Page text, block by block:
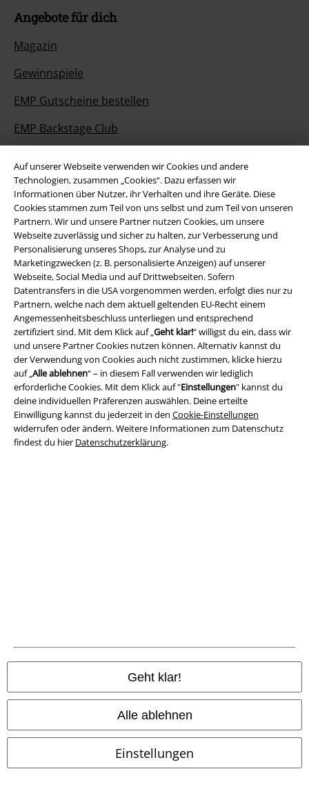
Auf unserer Webseite verwenden wir Cookies und andere
Technologien, zusammen „Cookies“. Dazu erfassen wir
Informationen über Nutzer, ihr Verhalten und ihre Geräte. Diese
Cookies stammen zum Teil von uns selbst und zum Teil von unseren
Partnern. Wir und unsere Partner nutzen Cookies, um unsere
Webseite zuverlässig und sicher zu halten, zur Verbesserung und
Personalisierung unseres Shops, zur Analyse und zu
Marketingzwecken (z. B. personalisierte Anzeigen) auf unserer
Webseite, Social Media und auf Drittwebseiten. Sofern
Datentransfers in die USA vorgenommen werden, erfolgt dies nur zu
Partnern, welche nach dem aktuell geltenden EU-Recht einem
Angemessenheitsbeschluss unterliegen und entsprechend
zertifiziert sind. Mit dem Klick auf „Geht klar!“ willigst du ein, dass wir
und unsere Partner Cookies nutzen können. Alternativ kannst du
der Verwendung von Cookies auch nicht zustimmen, klicke hierzu
auf „Alle ablehnen“ – in diesem Fall verwenden wir lediglich
erforderliche Cookies. Mit dem Klick auf "Einstellungen" kannst du
deine individuellen Präferenzen auswählen. Deine erteilte
Einwilligung kannst du jederzeit in den Cookie-Einstellungen
widerrufen oder ändern. Weitere Informationen zum Datenschutz
findest du hier Datenschutzerklärung.
Geht klar!
Alle ablehnen
Einstellungen
Angebote für dich
Magazin
Gewinnspiele
EMP Gutscheine bestellen
EMP Backstage Club
Über EMP
EMP Events
Partnerprogramm
EMP Stores
Nachhaltigkeit
Jobs bei EMP
Zahlungsarten
Nachnahme